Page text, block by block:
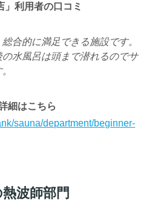
」利用者の口コミ
合的に満足できる施設です。
水風呂は頭まで潜れるのでサ
細はこちら
sauna/department/beginner-
波師部門